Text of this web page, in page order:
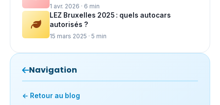
1 avr. 2026 · 6 min
LEZ Bruxelles 2025 : quels autocars
autorisés ?
15 mars 2025 · 5 min
Navigation
← Retour au blog